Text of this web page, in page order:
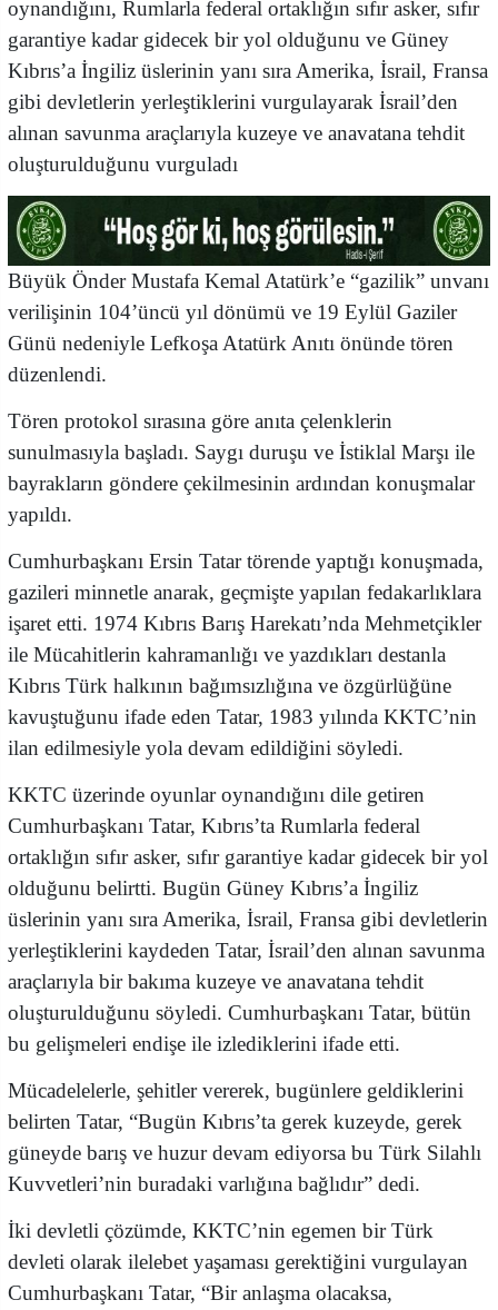
oynandığını, Rumlarla federal ortaklığın sıfır asker, sıfır
garantiye kadar gidecek bir yol olduğunu ve Güney
Kıbrıs’a İngiliz üslerinin yanı sıra Amerika, İsrail, Fransa
gibi devletlerin yerleştiklerini vurgulayarak İsrail’den
alınan savunma araçlarıyla kuzeye ve anavatana tehdit
oluşturulduğunu vurguladı
Büyük Önder Mustafa Kemal Atatürk’e “gazilik” unvanı
verilişinin 104’üncü yıl dönümü ve 19 Eylül Gaziler
Günü nedeniyle Lefkoşa Atatürk Anıtı önünde tören
düzenlendi.
Tören protokol sırasına göre anıta çelenklerin
sunulmasıyla başladı. Saygı duruşu ve İstiklal Marşı ile
bayrakların göndere çekilmesinin ardından konuşmalar
yapıldı.
Cumhurbaşkanı Ersin Tatar törende yaptığı konuşmada,
gazileri minnetle anarak, geçmişte yapılan fedakarlıklara
işaret etti. 1974 Kıbrıs Barış Harekatı’nda Mehmetçikler
ile Mücahitlerin kahramanlığı ve yazdıkları destanla
Kıbrıs Türk halkının bağımsızlığına ve özgürlüğüne
kavuştuğunu ifade eden Tatar, 1983 yılında KKTC’nin
ilan edilmesiyle yola devam edildiğini söyledi.
KKTC üzerinde oyunlar oynandığını dile getiren
Cumhurbaşkanı Tatar, Kıbrıs’ta Rumlarla federal
ortaklığın sıfır asker, sıfır garantiye kadar gidecek bir yol
olduğunu belirtti. Bugün Güney Kıbrıs’a İngiliz
üslerinin yanı sıra Amerika, İsrail, Fransa gibi devletlerin
yerleştiklerini kaydeden Tatar, İsrail’den alınan savunma
araçlarıyla bir bakıma kuzeye ve anavatana tehdit
oluşturulduğunu söyledi. Cumhurbaşkanı Tatar, bütün
bu gelişmeleri endişe ile izlediklerini ifade etti.
Mücadelelerle, şehitler vererek, bugünlere geldiklerini
belirten Tatar, “Bugün Kıbrıs’ta gerek kuzeyde, gerek
güneyde barış ve huzur devam ediyorsa bu Türk Silahlı
Kuvvetleri’nin buradaki varlığına bağlıdır” dedi.
İki devletli çözümde, KKTC’nin egemen bir Türk
devleti olarak ilelebet yaşaması gerektiğini vurgulayan
Cumhurbaşkanı Tatar, “Bir anlaşma olacaksa,